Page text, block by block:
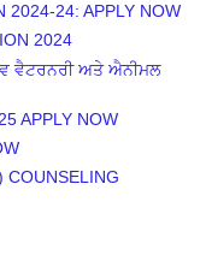
2024-24: APPLY NOW
2024
ਵੈਟਰਨਰੀ ਅਤੇ ਐਨੀਮਲ
APPLY NOW
COUNSELING